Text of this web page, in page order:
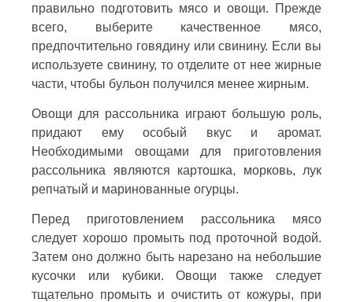
правильно подготовить мясо и овощи. Прежде
всего, выберите качественное мясо,
предпочтительно говядину или свинину. Если вы
используете свинину, то отделите от нее жирные
части, чтобы бульон получился менее жирным.
Овощи для рассольника играют большую роль,
придают ему особый вкус и аромат.
Необходимыми овощами для приготовления
рассольника являются картошка, морковь, лук
репчатый и маринованные огурцы.
Перед приготовлением рассольника мясо
следует хорошо промыть под проточной водой.
Затем оно должно быть нарезано на небольшие
кусочки или кубики. Овощи также следует
тщательно промыть и очистить от кожуры, при